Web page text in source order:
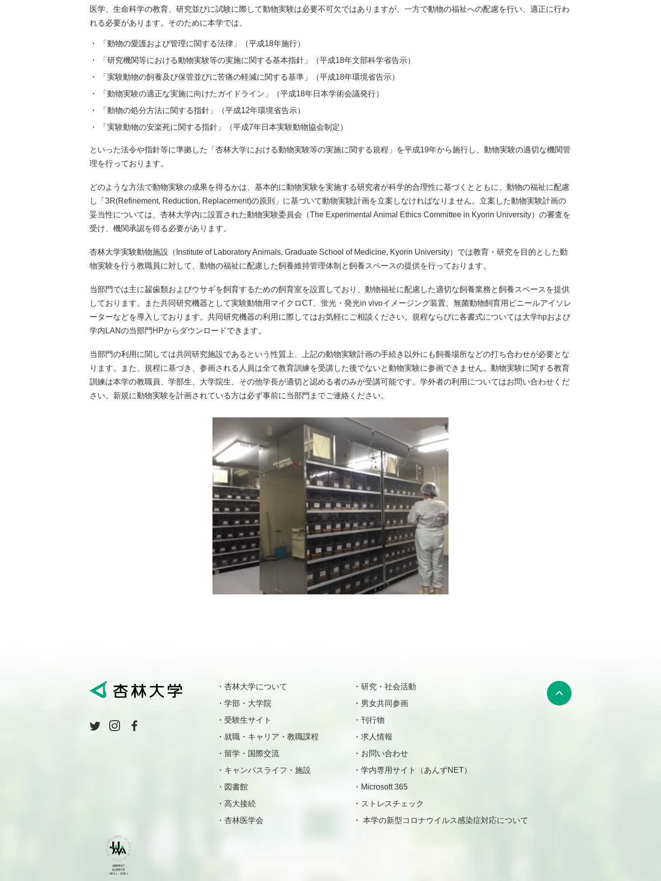
医学、生命科学の教育、研究並びに試験に際して動物実験は必要不可欠ではありますが、一方で動物の福祉への配慮を行い、適正に行わ
れる必要があります。そのために本学では、
「動物の愛護および管理に関する法律」（平成18年施行）
「研究機関等における動物実験等の実施に関する基本指針」（平成18年文部科学省告示）
「実験動物の飼養及び保管並びに苦痛の軽減に関する基準」（平成18年環境省告示）
「動物実験の適正な実施に向けたガイドライン」（平成18年日本学術会議発行）
「動物の処分方法に関する指針」（平成12年環境省告示）
「実験動物の安楽死に関する指針」（平成7年日本実験動物協会制定）
といった法令や指針等に準拠した「杏林大学における動物実験等の実施に関する規程」を平成19年から施行し、動物実験の適切な機関管
理を行っております。
どのような方法で動物実験の成果を得るかは、基本的に動物実験を実施する研究者が科学的合理性に基づくとともに、動物の福祉に配慮
し「3R(Refinement, Reduction, Replacement)の原則」に基づいて動物実験計画を立案しなければなりません。立案した動物実験計画の
妥当性については、杏林大学内に設置された動物実験委員会（The Experimental Animal Ethics Committee in Kyorin University）の審査を
受け、機関承認を得る必要があります。
杏林大学実験動物施設（Institute of Laboratory Animals, Graduate School of Medicine, Kyorin University）では教育・研究を目的とした動
物実験を行う教職員に対して、動物の福祉に配慮した飼養維持管理体制と飼養スペースの提供を行っております。
当部門では主に齧歯類およびウサギを飼育するための飼育室を設置しており、動物福祉に配慮した適切な飼養業務と飼養スペースを提供
しております。また共同研究機器として実験動物用マイクロCT、蛍光・発光in vivoイメージング装置、無菌動物飼育用ビニールアイソレ
ーターなどを導入しております。共同研究機器の利用に際してはお気軽にご相談ください。規程ならびに各書式については大学hpおよび
学内LANの当部門HPからダウンロードできます。
当部門の利用に関しては共同研究施設であるという性質上、上記の動物実験計画の手続き以外にも飼養場所などの打ち合わせが必要とな
ります。また、規程に基づき、参画される人員は全て教育訓練を受講した後でないと動物実験に参画できません。動物実験に関する教育
訓練は本学の教職員、学部生、大学院生、その他学長が適切と認める者のみが受講可能です。学外者の利用についてはお問い合わせくだ
さい。新規に動物実験を計画されている方は必ず事前に当部門までご連絡ください。
杏林大学について
学部・大学院
受験生サイト
就職・キャリア・教職課程
留学・国際交流
キャンパスライフ・施設
図書館
高大接続
杏林医学会
研究・社会活動
男女共同参画
刊行物
求人情報
お問い合わせ
学内専用サイト（あんずNET）
Microsoft 365
ストレスチェック
本学の新型コロナウイルス感染症対応について